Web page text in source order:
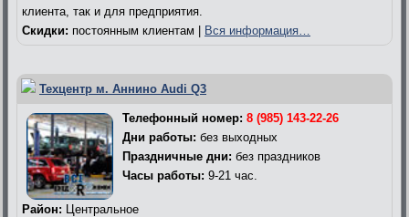
клиента, так и для предприятия.
Скидки: постоянным клиентам | Вся информация…
Техцентр м. Аннино Audi Q3
Телефонный номер: 8 (985) 143-22-26
Дни работы: без выходных
Праздничные дни: без праздников
Часы работы: 9-21 час.
Район: Центральное